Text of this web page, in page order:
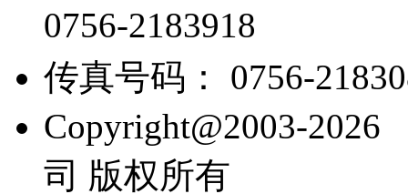
0756-2183918
传真号码： 0756-
Copyright@2003-
司 版权所有